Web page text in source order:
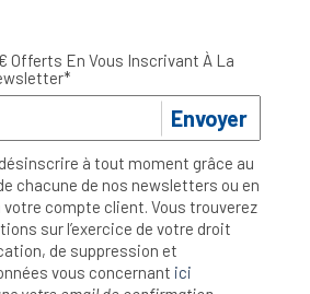
Offerts En Vous Inscrivant À La
Envoyer
à tout moment grâce au
chacune de nos newsletters ou en
compte client. Vous trouverez
sur l’exercice de votre droit
de suppression et
vous concernant ici